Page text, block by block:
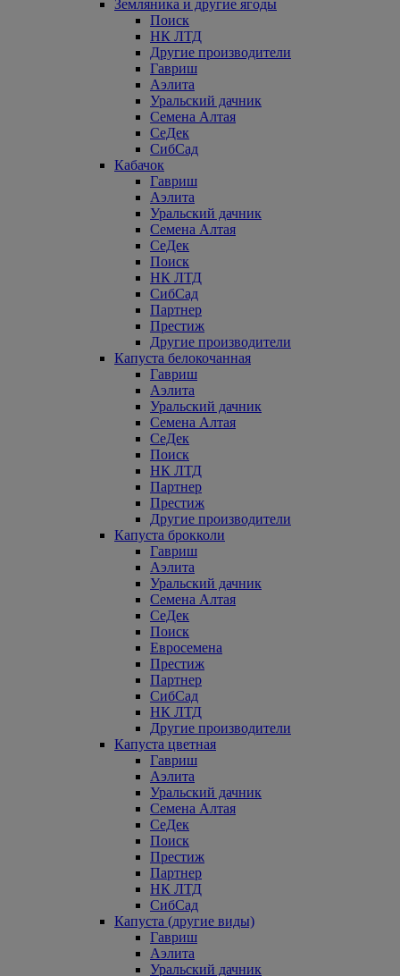
Земляника и другие ягоды
Поиск
НК ЛТД
Другие производители
Гавриш
Аэлита
Уральский дачник
Семена Алтая
СеДек
СибСад
Кабачок
Гавриш
Аэлита
Уральский дачник
Семена Алтая
СеДек
Поиск
НК ЛТД
СибСад
Партнер
Престиж
Другие производители
Капуста белокочанная
Гавриш
Аэлита
Уральский дачник
Семена Алтая
СеДек
Поиск
НК ЛТД
Партнер
Престиж
Другие производители
Капуста брокколи
Гавриш
Аэлита
Уральский дачник
Семена Алтая
СеДек
Поиск
Евросемена
Престиж
Партнер
СибСад
НК ЛТД
Другие производители
Капуста цветная
Гавриш
Аэлита
Уральский дачник
Семена Алтая
СеДек
Поиск
Престиж
Партнер
НК ЛТД
СибСад
Капуста (другие виды)
Гавриш
Аэлита
Уральский дачник